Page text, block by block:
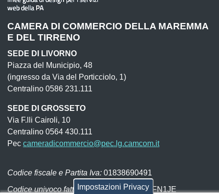
CAMERA DI COMMERCIO DELLA MAREMMA
E DEL TIRRENO
SEDE DI LIVORNO
Piazza del Municipio, 48
(ingresso da Via del Porticciolo, 1)
Centralino 0586 231.111
SEDE DI GROSSETO
Via F.lli Cairoli, 10
Centralino 0564 430.111
Pec cameradicommercio@pec.lg.camcom.it
Codice fiscale e Partita Iva: 01838690491
Codice univoco fatturazione elettronica:UFN1JE
Impostazioni Privacy